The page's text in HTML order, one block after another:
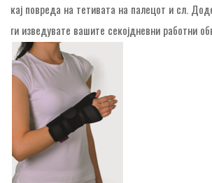
кај повреда на тетивата на палецот и сл.
ги изведувате вашите секојдневни работни